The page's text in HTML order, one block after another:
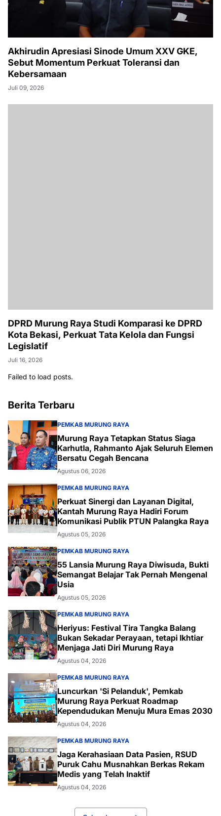
Akhirudin Apresiasi Sinode Umum XXV GKE,
Sebut Momentum Perkuat Toleransi dan
Kebersamaan
Juli 09, 2026
DPRD Murung Raya Studi Komparasi ke DPRD
Kota Bekasi, Perkuat Tata Kelola dan Fungsi
Legislatif
Juli 16, 2026
Failed to load posts.
Berita Terbaru
PEMKAB MURUNG RAYA
Murung Raya Tetapkan Status Siaga
Karhutla, Rahmanto Ajak Seluruh Elemen
Bersatu Cegah Bencana
Agustus 06, 2026
PEMKAB MURUNG RAYA
Perkuat Sinergi dan Layanan Digital,
Kantah Murung Raya Hadiri Forum
Komunikasi Publik PTUN Palangka Raya
Agustus 05, 2026
PEMKAB MURUNG RAYA
55 Lansia Murung Raya Diwisuda, Bukti
Semangat Belajar Tak Pernah Mengenal
Usia
Agustus 05, 2026
PEMKAB MURUNG RAYA
Heriyus: Festival Tira Tangka Balang
Bukan Sekadar Perayaan, tetapi Ikhtiar
Menjaga Jati Diri Murung Raya
Agustus 04, 2026
PEMKAB MURUNG RAYA
Luncurkan 'Si Pelanduk', Pemkab
Murung Raya Perkuat Roadmap
Kependudukan Menuju Mura Emas 2030
Agustus 04, 2026
PEMKAB MURUNG RAYA
Jaga Kerahasiaan Data Pasien, RSUD
Puruk Cahu Musnahkan Berkas Rekam
Medis yang Telah Inaktif
Agustus 04, 2026